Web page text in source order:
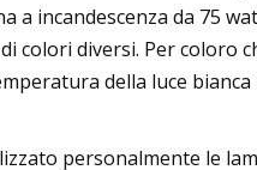
a incandescenza da 75
colori diversi. Per coloro
della luce
personalmente le